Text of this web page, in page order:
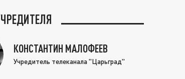
КОНСТАНТИН МАЛОФЕЕВ
Учредитель телеканала "Царьград"